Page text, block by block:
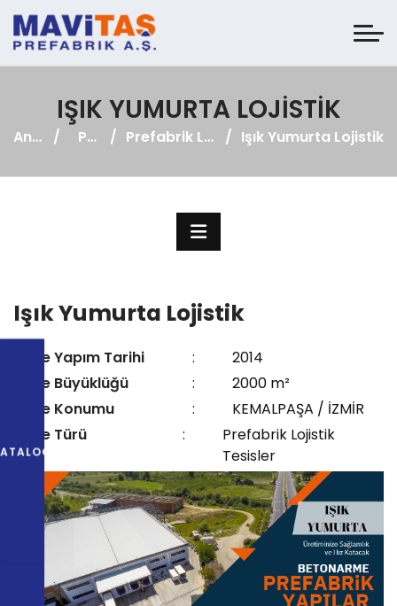
IŞIK YUMURTA LOJISTIK
Anasayfa Projeler Prefabrik Lojistik Tesisler Işık Yumurta Lojistik
Işık Yumurta Lojistik
Proje Yapım Tarihi :
2014
Proje Büyüklüğü
:
2000 m²
Proje Konumu
:
KEMALPAŞA / İZMİR
Proje Türü
:
Prefabrik Lojistik
Tesisler